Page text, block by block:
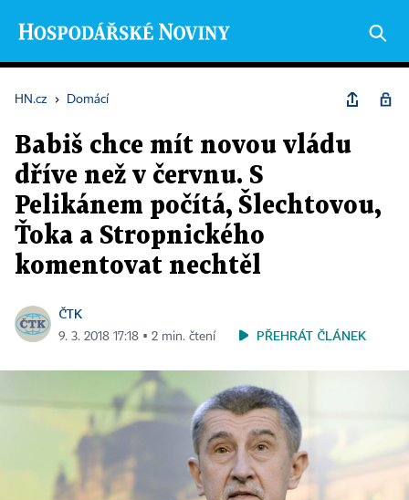
HN.cz › Domácí
Babiš chce mít novou vládu
dříve než v červnu. S
Pelikánem počítá, Šlechtovou,
Ťoka a Stropnického
komentovat nechtěl
ČTK
9. 3. 2018 17:18 ▪ 2 min. čtení PŘEHRÁT ČLÁNEK